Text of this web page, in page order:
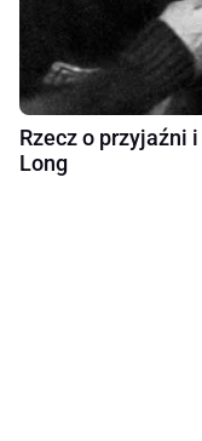
Rzecz o przyjaźni
Long